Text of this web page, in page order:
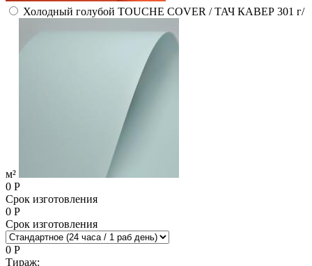
Холодный голубой TOUCHE COVER / ТАЧ КАВЕР 301 г/
м²
0 Р
Срок изготовления
0 Р
Срок изготовления
0 Р
Тираж: